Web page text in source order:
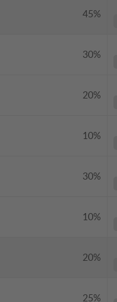
45%
30%
20%
10%
30%
10%
20%
25%